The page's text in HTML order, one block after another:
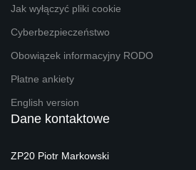
Jak wyłączyć pliki cookie
Cyberbezpieczeństwo
Obowiązek informacyjny RODO
Płatne ankiety
English version
Dane kontaktowe
ZP20 Piotr Markowski